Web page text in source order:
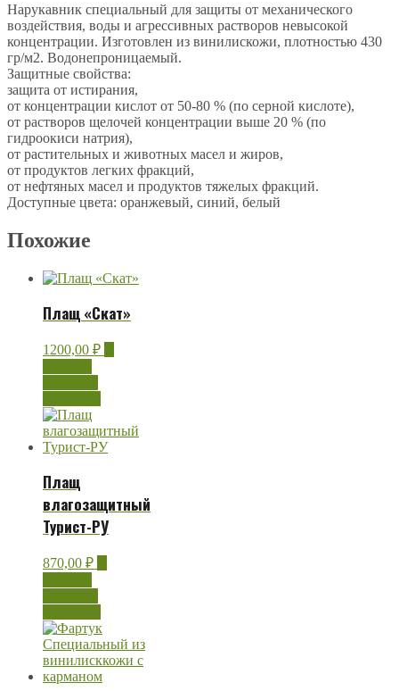
Нарукавник специальный для защиты от механического
воздействия, воды и агрессивных растворов невысокой
концентрации. Изготовлен из винилискожи, плотностью 430
гр/м2. Водонепроницаемый.
Защитные свойства:
защита от истирания,
от концентрации кислот от 50-80 % (по серной кислоте),
от растворов щелочей концентрации выше 20 % (по
гидроокиси натрия),
от растительных и животных масел и жиров,
от продуктов легких фракций,
от нефтяных масел и продуктов тяжелых фракций.
Доступные цвета: оранжевый, синий, белый
Похожие
Плащ «Скат»
1200,00 ₽
Плащ
влагозащитный
Турист-РУ
870,00 ₽